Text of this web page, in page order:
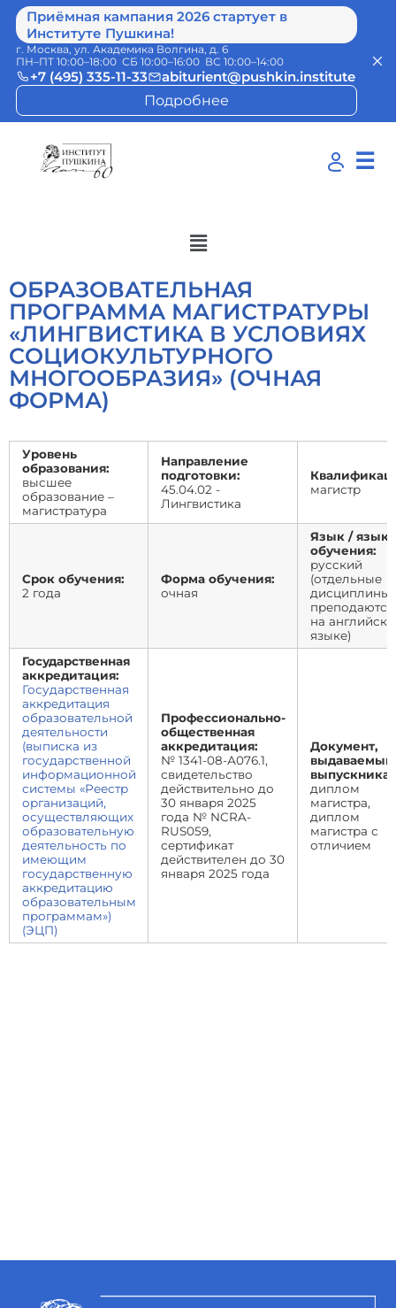
Приёмная кампания 2026 стартует в
Институте Пушкина!
г. Москва, ул. Академика Волгина, д. 6
ПН–ПТ 10:00–18:00 СБ 10:00–16:00 ВС 10:00–14:00
+7 (495) 335-11-33
abiturient@pushkin.institute
Подробнее
☰
ОБРАЗОВАТЕЛЬНАЯ
ПРОГРАММА МАГИСТРАТУРЫ
«ЛИНГВИСТИКА В УСЛОВИЯХ
СОЦИОКУЛЬТУРНОГО
МНОГООБРАЗИЯ» (ОЧНАЯ
ФОРМА)
Уровень
образования:
высшее
образование –
магистратура
Направление
подготовки:
45.04.02 -
Лингвистика
магистр
Срок обучения:
2 года
Форма обучения:
очная
Язык /
обучения:
русский
(отдельные
дисциплины
преподаются
на
языке)
Государственная
аккредитация:
Государственная
аккредитация
образовательной
деятельности
(выписка из
государственной
информационной
системы «Реестр
организаций,
осуществляющих
образовательную
деятельность по
имеющим
государственную
аккредитацию
образовательным
программам»)
(ЭЦП)
Профессионально-
общественная
аккредитация:
№ 1341-08-А076.1,
свидетельство
действительно до
30 января 2025
года № NCRA-
RUS059,
сертификат
действителен до 30
января 2025 года
Документ,
выдаваемый
диплом
магистра,
диплом
магистра с
отличием